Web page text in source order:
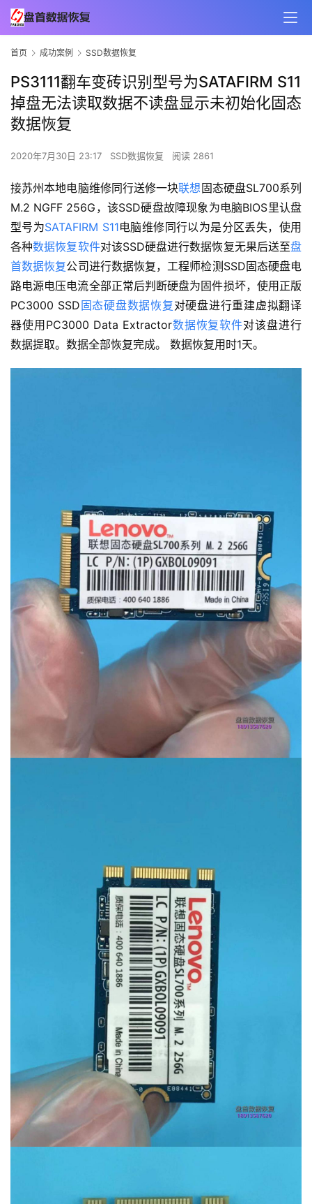
首页 成功案例 SSD数据恢复
PS3111翻车变砖识别型号为SATAFIRM S11
掉盘无法读取数据不读盘显示未初始化固态
数据恢复
2020年7月30日 23:17 SSD数据恢复 阅读 2861
接苏州本地电脑维修同行送修一块联想 固态硬盘SL700系列
M.2 NGFF 256G，该SSD硬盘故障现象为电脑BIOS里认盘
型号为SATAFIRM S11电脑维修同行以为是分区丢失，使用
各种数据恢复软件对该SSD硬盘进行数据恢复无果后送至盘
首数据恢复公司进行数据恢复，工程师检测SSD固态硬盘电
路电源电压电流全部正常后判断硬盘为固件损坏，使用正版
PC3000 SSD 固态硬盘数据恢复对硬盘进行重建虚拟翻译
器使用PC3000 Data Extractor数据恢复软件对该盘进行
数据提取。数据全部恢复完成。 数据恢复用时1天。